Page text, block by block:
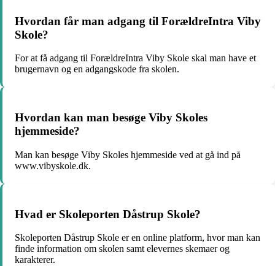
Hvordan får man adgang til ForældreIntra Viby
Skole?
For at få adgang til ForældreIntra Viby Skole skal man have et
brugernavn og en adgangskode fra skolen.
Hvordan kan man besøge Viby Skoles
hjemmeside?
Man kan besøge Viby Skoles hjemmeside ved at gå ind på
www.vibyskole.dk.
Hvad er Skoleporten Dåstrup Skole?
Skoleporten Dåstrup Skole er en online platform, hvor man kan
finde information om skolen samt elevernes skemaer og
karakterer.